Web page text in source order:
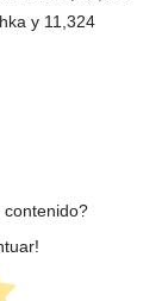
y 11,324